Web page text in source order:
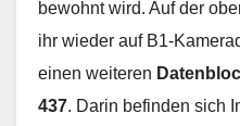
bewohnt wird. Auf der
ihr wieder auf B1-
einen weiteren
437. Darin befinden sich